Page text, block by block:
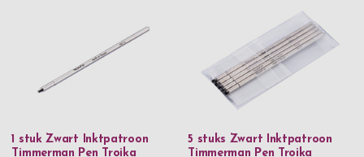
1 stuk Zwart Inktpatroon
Timmerman Pen Troika
5 stuks Zwart Inktpatroon
Timmerman Pen Troika